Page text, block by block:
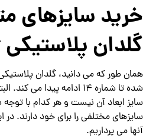
خرید سایزهای
گلدان پلاستیکی
شده تا شماره 14 ادامه پیدا
سایز ابعاد آن نیست و هر کدام با توجه
سایزهای مختلفی را برای خود دارند.
آنها می پرداریم.